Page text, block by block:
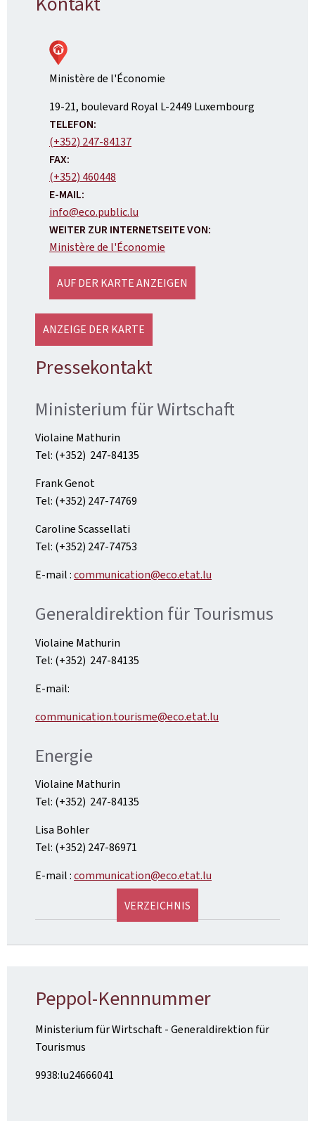
Ministère de l'Économie
ADRESSE:
19-21, boulevard Royal L-2449 Luxembourg
TELEFON:
(+352) 247-84137
FAX:
(+352) 460448
E-MAIL:
info@eco.public.lu
WEITER ZUR INTERNETSEITE VON:
Ministère de l'Économie
AUF DER KARTE ANZEIGEN
ANZEIGE DER KARTE
Pressekontakt
Ministerium für Wirtschaft
Violaine Mathurin
Tel: (+352) 247-84135
Frank Genot
Tel: (+352) 247-74769
Caroline Scassellati
Tel: (+352) 247-74753
E-mail :communication@eco.etat.lu
Generaldirektion für Tourismus
Violaine Mathurin
Tel: (+352) 247-84135
E-mail:
communication.tourisme@eco.etat.lu
Energie
Violaine Mathurin
Tel: (+352) 247-84135
Lisa Bohler
Tel: (+352) 247-86971
E-mail :communication@eco.etat.lu
VERZEICHNIS
Peppol-Kennnummer
Ministerium für Wirtschaft - Generaldirektion für
Tourismus
9938:lu24666041